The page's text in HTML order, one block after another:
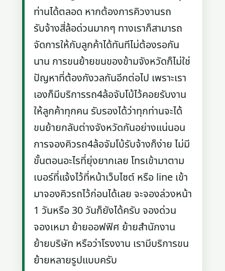
ท่านได้ตลอด หากต้องการคิวงานรถ
รับจ้างสี่ล้อด่วนมากๆ ทางเราก็สามารถ
จัดการให้กับลูกค้าได้ทันทีไม่ต้องรอกัน
นาน การขนย้ายขนของข้ามจังหวัดก็ไม่ใช่
ปัญหาที่ต้องกังวลกันอีกต่อไป เพราะเรา
เองก็มีบริการรถ4ล้อจับโบ้ไว้คอยรับงาน
ให้ลูกค้าทุกคน รับรองได้ว่าทุกท่านจะได้
ขนย้ายกลับต่างจังหวัดกันอย่างแน่นอน
การจองคิวรถ4ล้อจัมโบ้รับจ้างก็ง่าย ไม่มี
ขั้นตอนอะไรที่ยุ่งยากเลย โทรเข้ามาตาม
เบอร์ที่แจ้งไว้ที่หน้าเว็บไซต์ หรือ line เข้า
มาจองคิวรถไว้ก่อนได้เลย จะจองล่วงหน้า
1 วันหรือ 30 วันก็ยังได้ครับ จองด่วน
จองเหมา ย้ายออฟฟิศ ย้ายสำนักงาน
ย้ายบริษัท หรือว่าโรงงาน เรามีบริการขน
ย้ายหลายรูปแบบครับ